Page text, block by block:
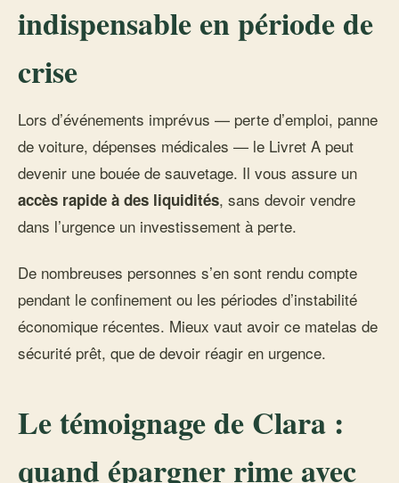
indispensable en période de
crise
Lors d’événements imprévus — perte d’emploi, panne
de voiture, dépenses médicales — le Livret A peut
devenir une bouée de sauvetage. Il vous assure un
accès rapide à des liquidités, sans devoir vendre
dans l’urgence un investissement à perte.
De nombreuses personnes s’en sont rendu compte
pendant le confinement ou les périodes d’instabilité
économique récentes. Mieux vaut avoir ce matelas de
sécurité prêt, que de devoir réagir en urgence.
Le témoignage de Clara :
quand épargner rime avec